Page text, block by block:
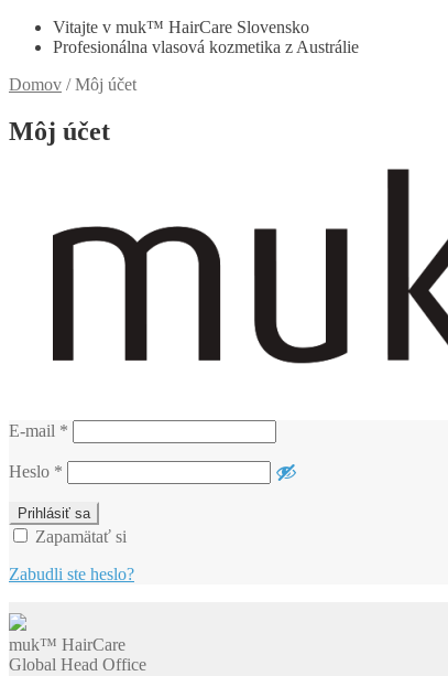
Vitajte v muk™ HairCare Slovensko
Profesionálna vlasová kozmetika z Austrálie
Domov /Môj účet
Môj účet
E-mail *
Heslo *
Zapamätať si
Zabudli ste heslo?
muk™ HairCare
Global Head Office